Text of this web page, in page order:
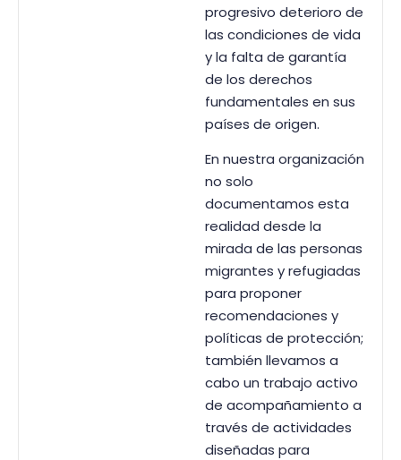
progresivo deterioro de
las condiciones de vida
y la falta de garantía
de los derechos
fundamentales en sus
países de origen.
En nuestra organización
no solo
documentamos esta
realidad desde la
mirada de las personas
migrantes y refugiadas
para proponer
recomendaciones y
políticas de protección;
también llevamos a
cabo un trabajo activo
de acompañamiento a
través de actividades
diseñadas para